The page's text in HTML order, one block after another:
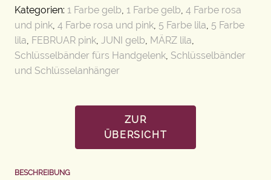
Kategorien: 1 Farbe gelb, 1 Farbe gelb, 4 Farbe rosa
und pink, 4 Farbe rosa und pink, 5 Farbe lila, 5 Farbe
lila, FEBRUAR pink, JUNI gelb, MÄRZ lila,
Schlüsselbänder fürs Handgelenk, Schlüsselbänder
und Schlüsselanhänger
ZUR
ÜBERSICHT
BESCHREIBUNG